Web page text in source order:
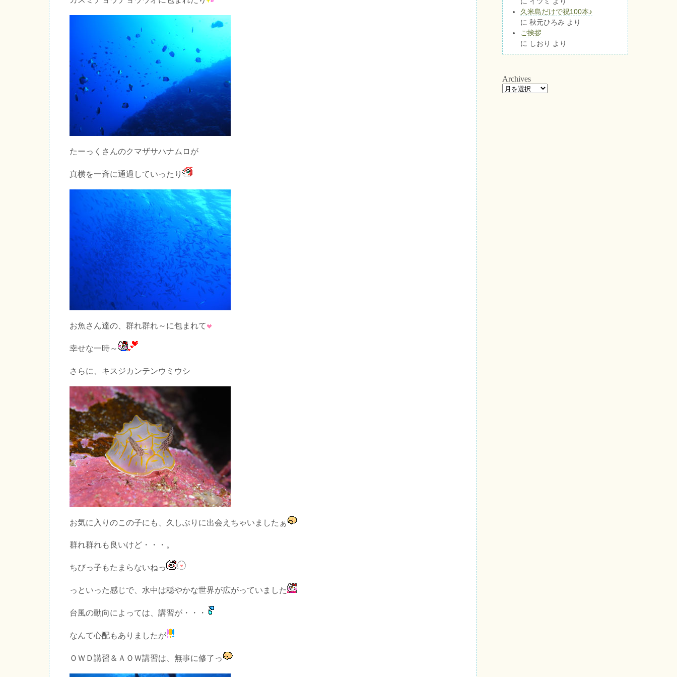
たーっくさんのクマザサハナムロが
真横を一斉に通過していったり
お魚さん達の、群れ群れ～に包まれて
幸せな一時～
さらに、キスジカンテンウミウシ
お気に入りのこの子にも、久しぶりに出会えちゃいましたぁ
群れ群れも良いけど・・・。
ちびっ子もたまらないねっ
っといった感じで、水中は穏やかな世界が広がっていました
台風の動向によっては、講習が・・・
なんて心配もありましたが
ＯＷＤ講習＆ＡＯＷ講習は、無事に修了っ
久米島だけで祝100本♪
に 秋元ひろみ より
ご挨拶
に しおり より
Archives